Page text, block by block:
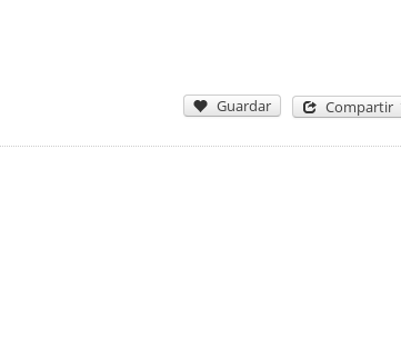
Guardar Compartir